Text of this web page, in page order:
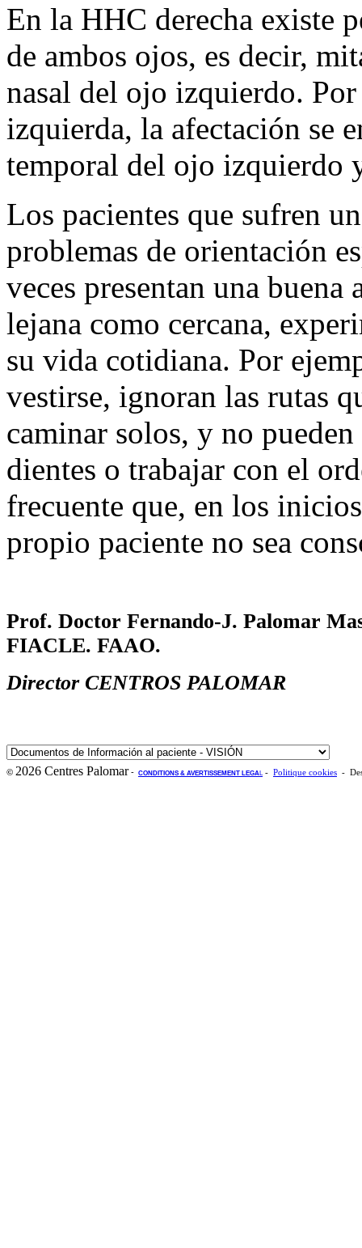
En la HHC derecha existe
de ambos ojos, es decir,
nasal del ojo izquierdo.
izquierda, la afectación se
temporal del ojo izquierdo
Los pacientes que sufren
problemas de orientación
veces presentan una
lejana como cercana,
su vida cotidiana. Por
vestirse, ignoran las rutas
caminar solos, y no
dientes o trabajar con el
frecuente que, en los
propio paciente no sea
Prof. Doctor Fernando-J. Palomar
FIACLE. FAAO.
Director CENTROS PALOMAR
© 2026 Centres Palomar- CONDITIONS & AVERTISSEMENT LEGAL - Politique cookies -